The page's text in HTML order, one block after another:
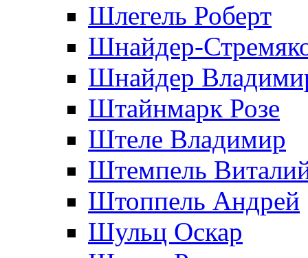
Шлегель Роберт
Шнайдер-
Шнайдер
Штайнмарк Розe
Штеле Владимир
Штемпель
Штоппель Андрей
Шульц Оскар